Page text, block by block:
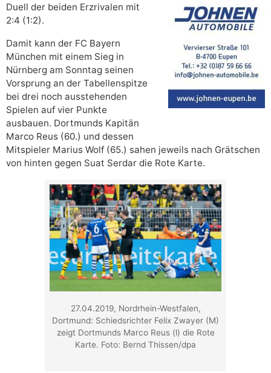
Duell der beiden Erzrivalen mit
2:4 (1:2).
Damit kann der FC Bayern
München mit einem Sieg in
Nürnberg am Sonntag seinen
Vorsprung an der Tabellenspitze
bei drei noch ausstehenden
Spielen auf vier Punkte
ausbauen. Dortmunds Kapitän
Marco Reus (60.) und dessen
Mitspieler Marius Wolf (65.) sahen jeweils nach Grätschen
von hinten gegen Suat Serdar die Rote Karte.
27.04.2019, Nordrhein-Westfalen,
Dortmund: Schiedsrichter Felix Zwayer (M)
zeigt Dortmunds Marco Reus (l) die Rote
Karte. Foto: Bernd Thissen/dpa